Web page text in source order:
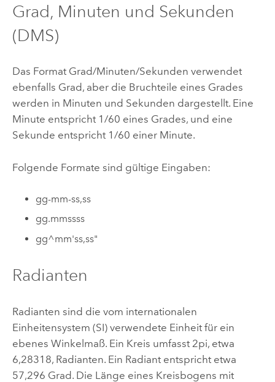
Grad, Minuten und Sekunden
(DMS)
Das Format Grad/Minuten/Sekunden verwendet
ebenfalls Grad, aber die Bruchteile eines Grades
werden in Minuten und Sekunden dargestellt. Eine
Minute entspricht 1/60 eines Grades, und eine
Sekunde entspricht 1/60 einer Minute.
Folgende Formate sind gültige Eingaben:
gg-mm-ss,ss
gg.mmssss
gg^mm'ss,ss"
Radianten
Radianten sind die vom internationalen
Einheitensystem (SI) verwendete Einheit für ein
ebenes Winkelmaß. Ein Kreis umfasst 2pi, etwa
6,28318, Radianten. Ein Radiant entspricht etwa
57,296 Grad. Die Länge eines Kreisbogens mit